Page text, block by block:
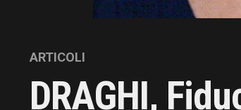
ARTICOLI
DRAGHI,